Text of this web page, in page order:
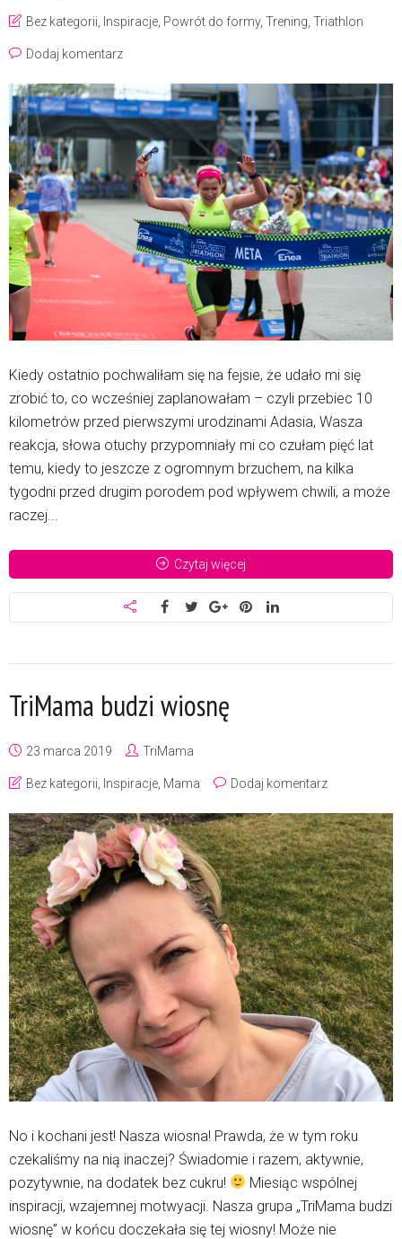
Bez kategorii Inspiracje Powrót do formy, Trening Triathlon
Dodaj komentarz
Kiedy ostatnio pochwaliłam się na fejsie, że udało mi się
zrobić to, co wcześniej zaplanowałam – czyli przebiec 10
kilometrów przed pierwszymi urodzinami Adasia, Wasza
reakcja, słowa otuchy przypomniały mi co czułam pięć lat
temu, kiedy to jeszcze z ogromnym brzuchem, na kilka
tygodni przed drugim porodem pod wpływem chwili, a może
raczej...
Czytaj więcej
TriMama budzi wiosnę
23 marca 2019 TriMama
Bez kategorii Inspiracje Mama Dodaj komentarz
No i kochani jest! Nasza wiosna! Prawda, że w tym roku
czekaliśmy na nią inaczej? Świadomie i razem, aktywnie,
pozytywnie, na dodatek bez cukru!
Miesiąc wspólnej
inspiracji, wzajemnej motwyacji. Nasza grupa „TriMama budzi
wiosnę” w końcu doczekała się tej wiosny! Może nie